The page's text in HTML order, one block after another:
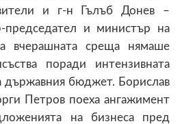
и г-н Гълъб Донев –
председател и министър на
вчерашната среща нямаше
поради интензивната
държавния бюджет. Борислав
Петров поеха ангажимент
на бизнеса пред